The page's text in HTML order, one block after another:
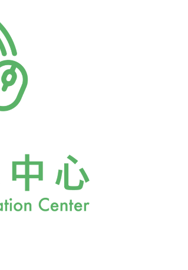
的危害。最近100年科技
角色。汽車就是最典型
。動物與人類可以肉食
。對汽車來說，最基本